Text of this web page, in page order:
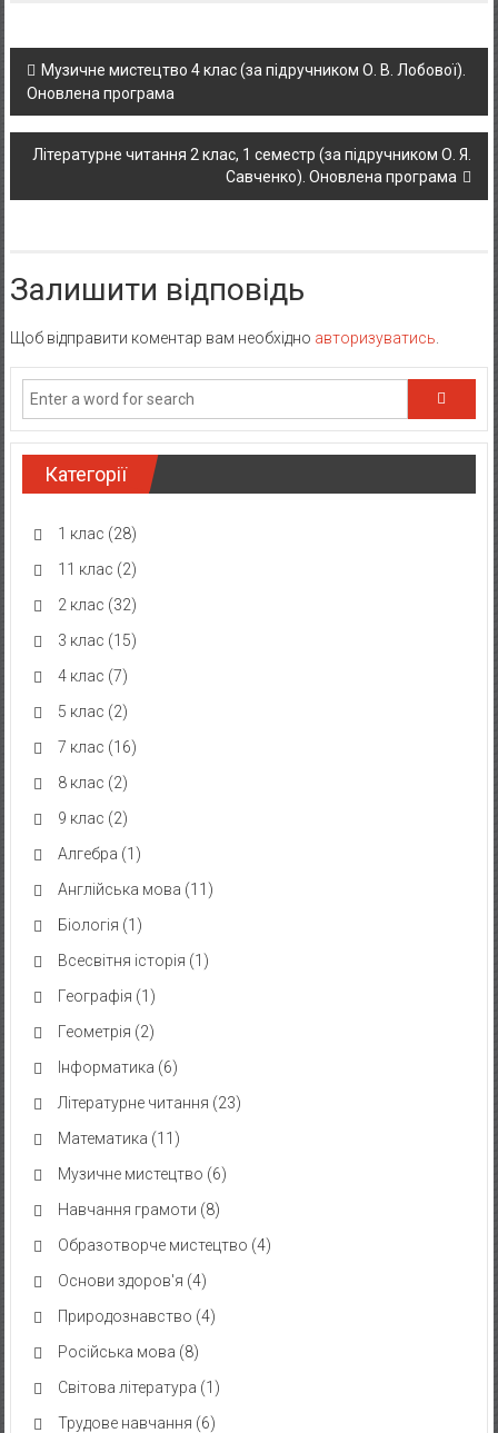
Post navigation
Музичне мистецтво 4 клас (за підручником О. В. Лобової).
Оновлена програма
Літературне читання 2 клас, 1 семестр (за підручником О. Я.
Савченко). Оновлена програма
Залишити відповідь
Щоб відправити коментар вам необхідно авторизуватись
Категорії
1 клас (28)
11 клас (2)
2 клас (32)
3 клас (15)
4 клас (7)
5 клас (2)
7 клас (16)
8 клас (2)
9 клас (2)
Алгебра (1)
Англійська мова (11)
Біологія (1)
Всесвітня історія (1)
Географія (1)
Геометрія (2)
Інформатика (6)
Літературне читання (23)
Математика (11)
Музичне мистецтво (6)
Навчання грамоти (8)
Образотворче мистецтво (4)
Основи здоров'я (4)
Природознавство (4)
Російська мова (8)
Світова література (1)
Трудове навчання (6)